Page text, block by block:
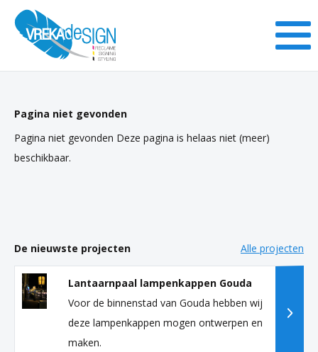
Pagina niet gevonden
Pagina niet gevonden Deze pagina is helaas niet (meer)
beschikbaar.
De nieuwste projecten Alle projecten
Lantaarnpaal lampenkappen Gouda
Voor de binnenstad van Gouda hebben wij
deze lampenkappen mogen ontwerpen en
maken.